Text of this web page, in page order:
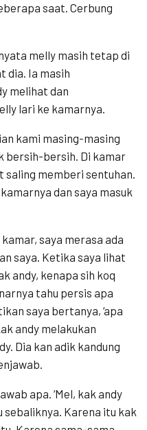
saat. Cerbung
melly masih tetap di
dia. Ia masih
melihat dan
lari ke kamarnya.
kami masing-masing
bersih-bersih. Di kamar
saling memberi sentuhan.
dan saya masuk
saya merasa ada
saya. Ketika saya lihat
andy, kenapa sih koq
tahu persis apa
saya bertanya, ‘apa
andy melakukan
Dia kan adik kandung
apa. ‘Mel, kak andy
sebaliknya. Karena itu kak